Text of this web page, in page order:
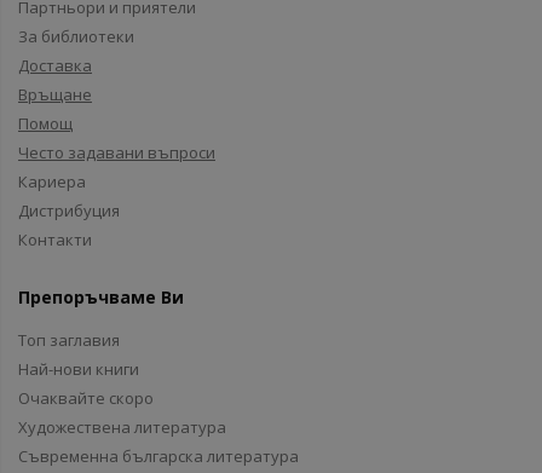
Партньори и приятели
За библиотеки
Доставка
Връщане
Помощ
Често задавани въпроси
Кариера
Дистрибуция
Контакти
Препоръчваме Ви
Топ заглавия
Най-нови книги
Очаквайте скоро
Художествена литература
Съвременна българска литература